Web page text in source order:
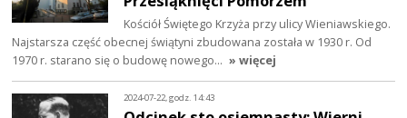
Kościół Świętego Krzyża przy ulicy Wieniawskiego.
Najstarsza część obecnej świątyni zbudowana została w 1930 r. Od
1970 r. starano się o budowę nowego… » więcej
2024-07-22, godz. 14:43